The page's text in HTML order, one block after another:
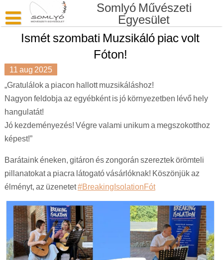
to
content
Somlyó Művészeti
Egyesület
Kezdőlap
Támogatás
Elérhetőség
Ismét szombati Muzsikáló piac volt
Fóton!
11 aug 2025
„Gratulálok a piacon hallott muzsikáláshoz!
Nagyon feldobja az egyébként is jó környezetben lévő hely
hangulatát!
Jó kezdeményezés! Végre valami unikum a megszokotthoz
képest!”
Barátaink éneken, gitáron és zongorán szereztek örömteli
pillanatokat a piacra látogató vásárlóknak! Köszönjük az
élményt, az üzenetet#BreakingIsolationFót